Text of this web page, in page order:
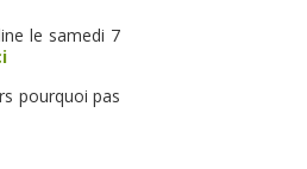
le samedi 7
pourquoi pas